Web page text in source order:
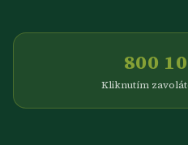
800
Kliknutím